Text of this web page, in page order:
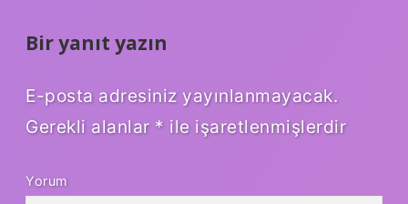
Bir yanıt yazın
E-posta adresiniz yayınlanmayacak.
Gerekli alanlar * ile işaretlenmişlerdir
Yorum